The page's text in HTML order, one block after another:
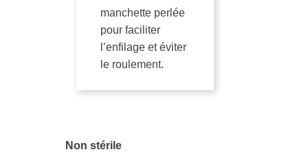
manchette perlée
pour faciliter
l’enfilage et éviter
le roulement.
Non stérile